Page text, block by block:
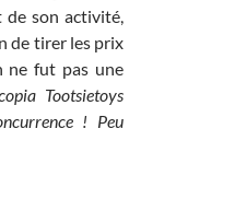
de son activité,
de tirer les prix
ne fut pas une
Tootsietoys
! Peu